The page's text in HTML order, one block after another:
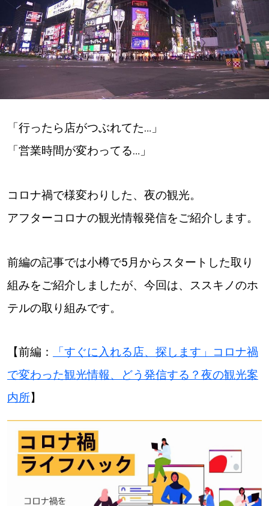
ゆるむ
SitakkeTV
LOCAL ローカルエリア
all
札幌
道南
道央
Sitakke編集部あい
【いろんな価値観や生き方に触れたい】
【暮らしの知恵を身につけたい】
【札幌のお気に入りを見つけたい】
【道央のお気に入りを見つけたい】
「行ったら店がつぶれてた…」
「営業時間が変わってる…」
コロナ禍で様変わりした、夜の観光。
アフターコロナの観光情報発信をご紹介します。
前編の記事では小樽で5月からスタートした取り
組みをご紹介しましたが、今回は、ススキノのホ
テルの取り組みです。
【前編：
「すぐに入れる店、探します」コロナ禍
で変わった観光情報、どう発信する？夜の観光案
内所】